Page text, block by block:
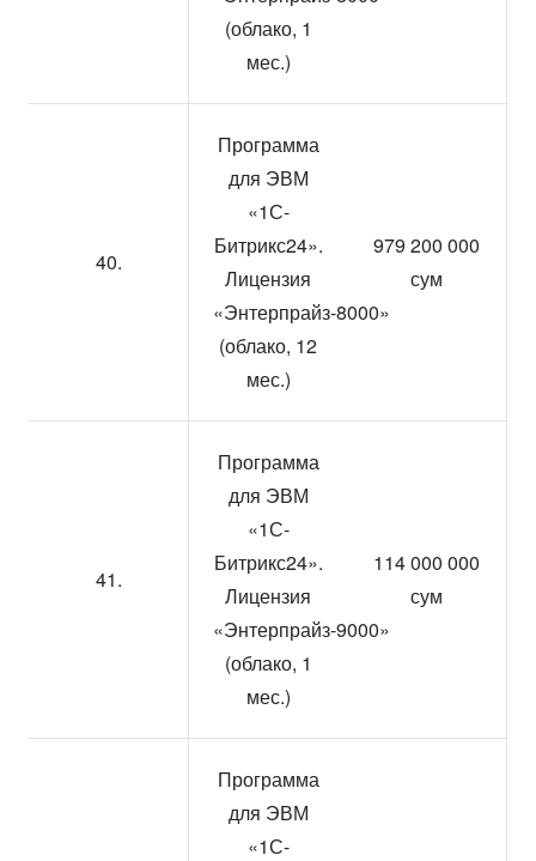
(облако, 1
мес.)
40.
Программа
для ЭВМ
«1С-
Битрикс24».
Лицензия
«Энтерпрайз-8000»
(облако, 12
мес.)
979 200 000
сум
41.
Программа
для ЭВМ
«1С-
Битрикс24».
Лицензия
«Энтерпрайз-9000»
(облако, 1
мес.)
114 000 000
сум
Программа
для ЭВМ
«1С-